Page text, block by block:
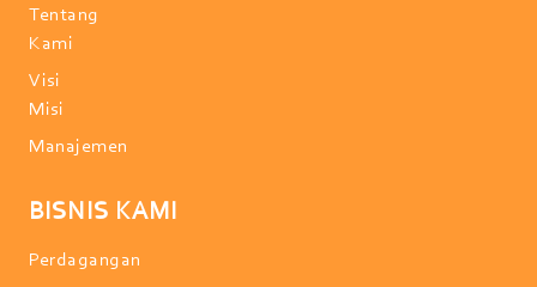
Tentang
Kami
Visi
Misi
Manajemen
BISNIS KAMI
Perdagangan